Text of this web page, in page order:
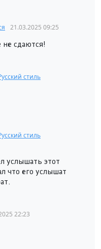
21.03.2025 09:25
не сдаются!
стиль
стиль
услышать этот
что его услышат
22:23